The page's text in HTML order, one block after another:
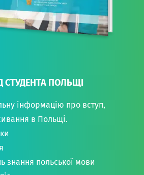
СТУДЕНТА ПОЛЬЩІ
інформацію про вступ,
в Польщі.
знання польської мови